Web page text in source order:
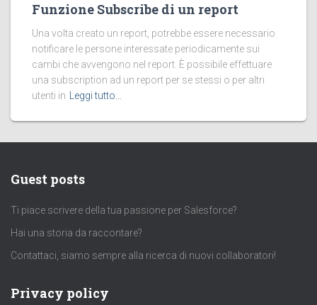
Funzione Subscribe di un report
Una volta creato un report, potrebbe essere necessario
notificare le persone interessate periodicamente sui
cambi che avvengono nel report. È possibile effettuare
una subscription ad un report per se stessi o per altri
utenti in
Leggi tutto…
Guest posts
Ti piace scrivere della tua passione per Salesforce?
Hai una storia da raccontare?
Contattaci, siamo sempre alla ricerca di nuovi collaboratori!
Privacy policy